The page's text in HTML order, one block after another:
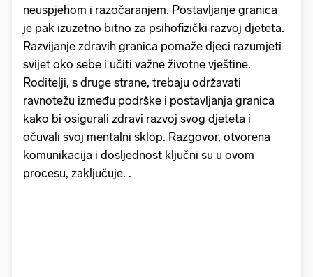
neuspjehom i razočaranjem. Postavljanje granica
je pak izuzetno bitno za psihofizički razvoj djeteta.
Razvijanje zdravih granica pomaže djeci razumjeti
svijet oko sebe i učiti važne životne vještine.
Roditelji, s druge strane, trebaju održavati
ravnotežu između podrške i postavljanja granica
kako bi osigurali zdravi razvoj svog djeteta i
očuvali svoj mentalni sklop. Razgovor, otvorena
komunikacija i dosljednost ključni su u ovom
procesu, zaključuje. .